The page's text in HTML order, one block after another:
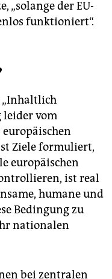
„solange der EU-
funktioniert“.
„Inhaltlich
leider vom
Ziele formuliert,
europäischen
ist real
humane und
Bedingung zu
nationalen
bei zentralen